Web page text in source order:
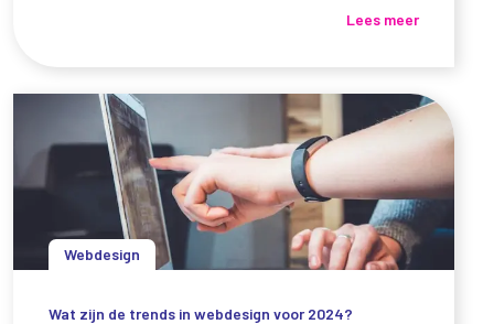
Lees meer
Webdesign
Wat zijn de trends in webdesign voor 2024?